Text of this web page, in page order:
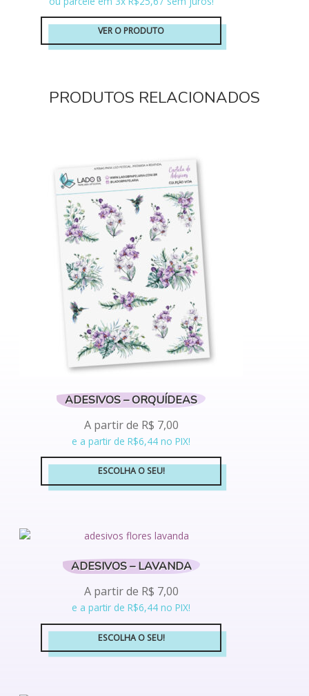
VER O PRODUTO
PRODUTOS RELACIONADOS
ADESIVOS – ORQUÍDEAS
A partir de R$ 7,00
e a partir de R$6,44 no PIX!
ESCOLHA O SEU!
Este
várias
As
opções
podem
ser
escolhidas
página
ADESIVOS – LAVANDA
A partir de R$ 7,00
e a partir de R$6,44 no PIX!
ESCOLHA O SEU!
Este